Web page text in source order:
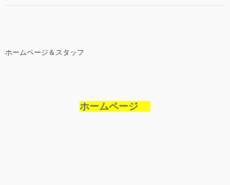
ホームページ＆スタッフ
ホームページ